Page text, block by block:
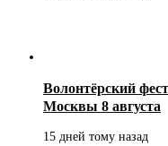
Волонтёрский
Москвы 8 августа
15 дней тому назад